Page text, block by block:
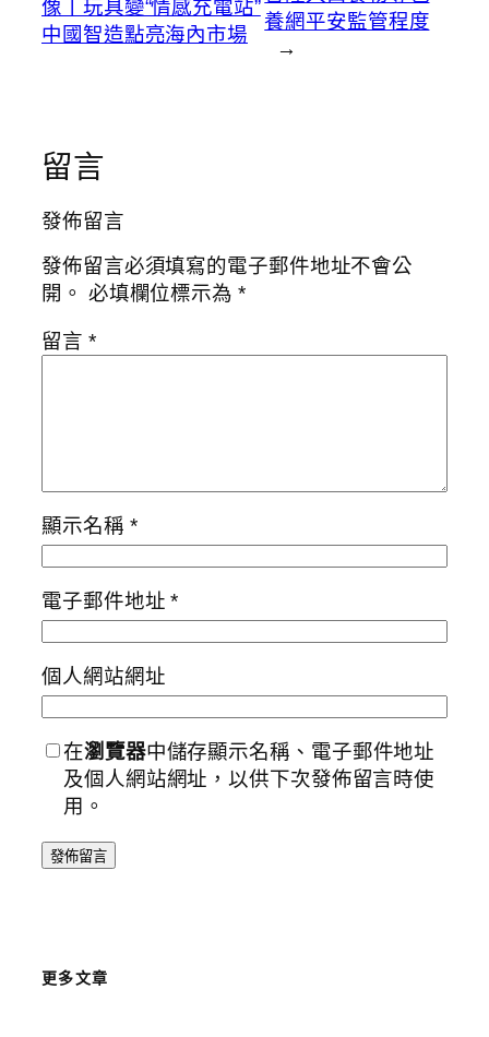
像丨玩具變“情感充電站”
中國智造點亮海內市場
養網平安監管程度
→
留言
發佈留言
發佈留言必須填寫的電子郵件地址不會公
開。 必填欄位標示為 *
留言 *
顯示名稱 *
電子郵件地址*
個人網站網址
在瀏覽器中儲存顯示名稱、電子郵件地址
及個人網站網址，以供下次發佈留言時使
用。
更多文章